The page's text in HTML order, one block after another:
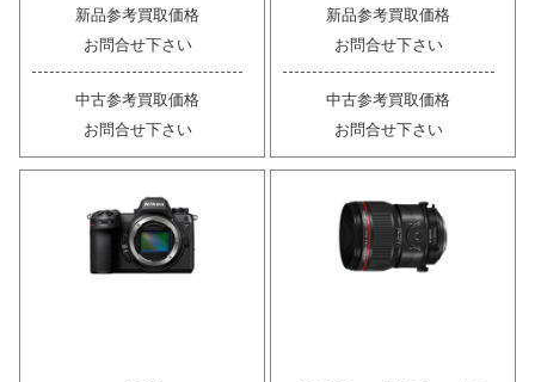
新品参考買取価格
お問合せ下さい
中古参考買取価格
お問合せ下さい
新品参考買取価格
お問合せ下さい
中古参考買取価格
お問合せ下さい